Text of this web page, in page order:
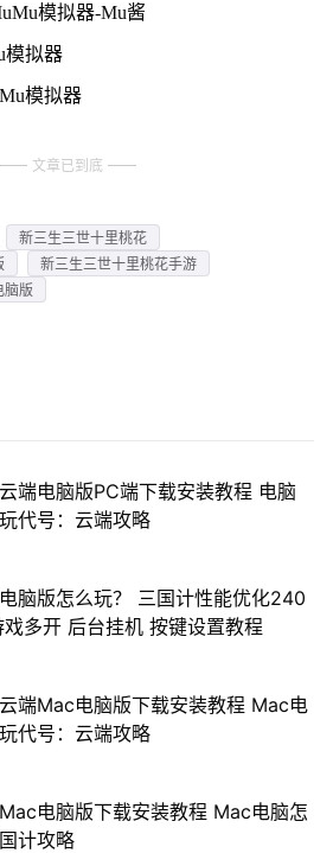
模拟器-Mu酱
模拟器
模拟器
文章已到底
新三生三世十里桃花
新三生三世十里桃花手游
脑版
端电脑版PC端下载安装教程 电脑
代号：云端攻略
脑版怎么玩？ 三国计性能优化240
戏多开 后台挂机 按键设置教程
端Mac电脑版下载安装教程 Mac电
代号：云端攻略
电脑版下载安装教程 Mac电脑怎
计攻略